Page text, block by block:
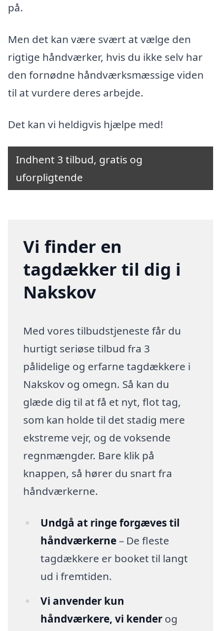
på.
Men det kan være svært at vælge den
rigtige håndværker, hvis du ikke selv har
den fornødne håndværksmæssige viden
til at vurdere deres arbejde.
Det kan vi heldigvis hjælpe med!
Indhent 3 tilbud, gratis og
uforpligtende
Vi finder en
tagdækker til dig i
Nakskov
Med vores tilbudstjeneste får du
hurtigt seriøse tilbud fra 3
pålidelige og erfarne tagdækkere i
Nakskov og omegn. Så kan du
glæde dig til at få et nyt, flot tag,
som kan holde til det stadig mere
ekstreme vejr, og de voksende
regnmængder. Bare klik på
knappen, så hører du snart fra
håndværkerne.
Undgå at ringe forgæves til
håndværkerne– De fleste
tagdækkere er booket til langt
ud i fremtiden.
Vi anvender kun
håndværkere, vi kenderog